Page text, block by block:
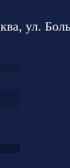
ул.